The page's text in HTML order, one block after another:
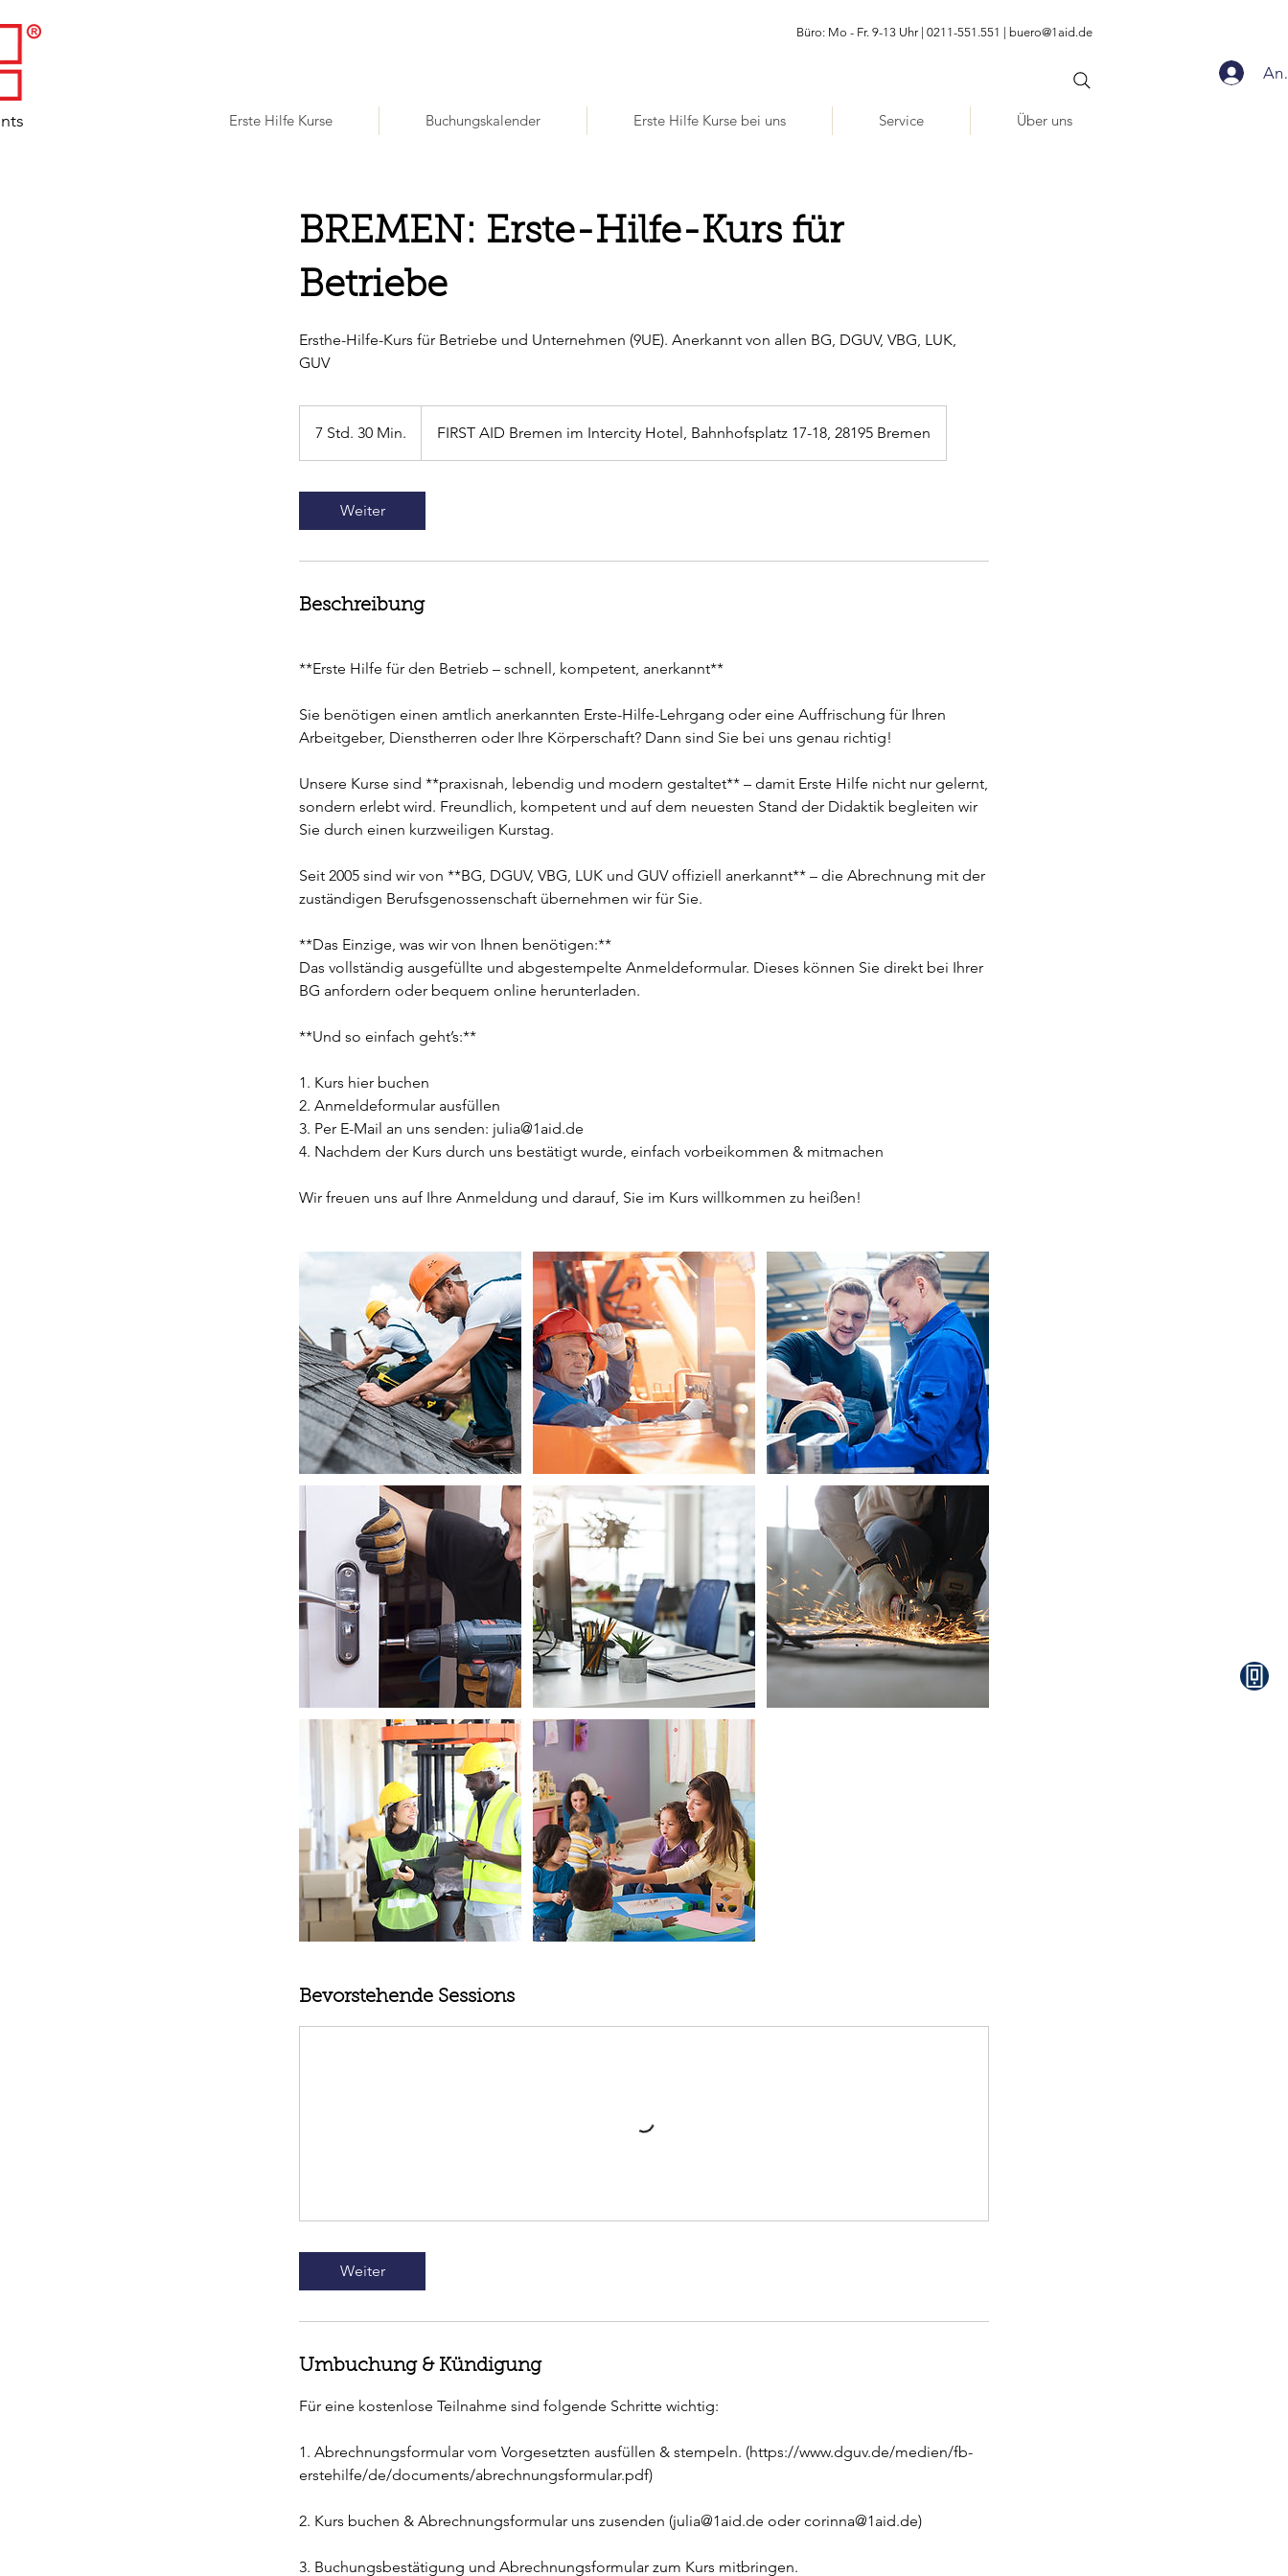
Büro: Mo - Fr. 9-13 Uhr | 0211-551.551 | buero@1aid.de
Erste Hilfe Kurse Buchungskalender Erste Hilfe Kurse bei uns Service Über uns
BREMEN: Erste-Hilfe-Kurs für
Betriebe
Ersthe-Hilfe-Kurs für Betriebe und Unternehmen (9UE). Anerkannt von allen BG, DGUV, VBG, LUK,
GUV
7 Std. 30 Min.
S
i
FIRST AID Bremen im Intercity Hotel, Bahnhofsplatz 17-18, 28195 Bremen
Weiter
Beschreibung
**Erste Hilfe für den Betrieb – schnell, kompetent, anerkannt**
Sie benötigen einen amtlich anerkannten Erste-Hilfe-Lehrgang oder eine Auffrischung für Ihren
Arbeitgeber, Dienstherren oder Ihre Körperschaft? Dann sind Sie bei uns genau richtig!
Unsere Kurse sind **praxisnah, lebendig und modern gestaltet** – damit Erste Hilfe nicht nur gelernt,
sondern erlebt wird. Freundlich, kompetent und auf dem neuesten Stand der Didaktik begleiten wir
Sie durch einen kurzweiligen Kurstag.
Seit 2005 sind wir von **BG, DGUV, VBG, LUK und GUV offiziell anerkannt** – die Abrechnung mit der
zuständigen Berufsgenossenschaft übernehmen wir für Sie.
**Das Einzige, was wir von Ihnen benötigen:**
Das vollständig ausgefüllte und abgestempelte Anmeldeformular. Dieses können Sie direkt bei Ihrer
BG anfordern oder bequem online herunterladen.
**Und so einfach geht’s:**
1. Kurs hier buchen
2. Anmeldeformular ausfüllen
3. Per E-Mail an uns senden: julia@1aid.de
4. Nachdem der Kurs durch uns bestätigt wurde, einfach vorbeikommen & mitmachen
Wir freuen uns auf Ihre Anmeldung und darauf, Sie im Kurs willkommen zu heißen!
Bevorstehende Sessions
Weiter
Umbuchung & Kündigung
Für eine kostenlose Teilnahme sind folgende Schritte wichtig:
1. Abrechnungsformular vom Vorgesetzten ausfüllen & stempeln. (https://www.dguv.de/medien/fb-
erstehilfe/de/documents/abrechnungsformular.pdf)
2. Kurs buchen & Abrechnungsformular uns zusenden (julia@1aid.de oder corinna@1aid.de)
3. Buchungsbestätigung und Abrechnungsformular zum Kurs mitbringen.